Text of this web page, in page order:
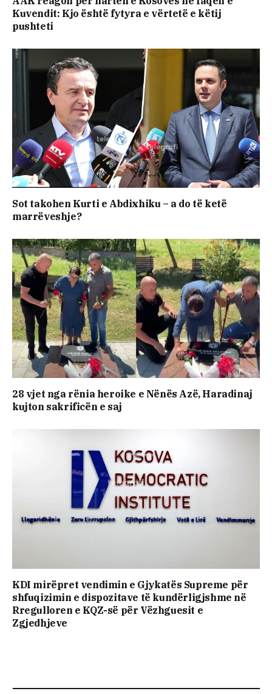
Kuvendit: Kjo është fytyra e vërtetë e këtij
pushteti
Sot takohen Kurti e Abdixhiku – a do të ketë
marrëveshje?
28 vjet nga rënia heroike e Nënës Azë, Haradinaj
kujton sakrificën e saj
KDI mirëpret vendimin e Gjykatës Supreme për
shfuqizimin e dispozitave të kundërligjshme në
Rregulloren e KQZ-së për Vëzhguesit e
Zgjedhjeve